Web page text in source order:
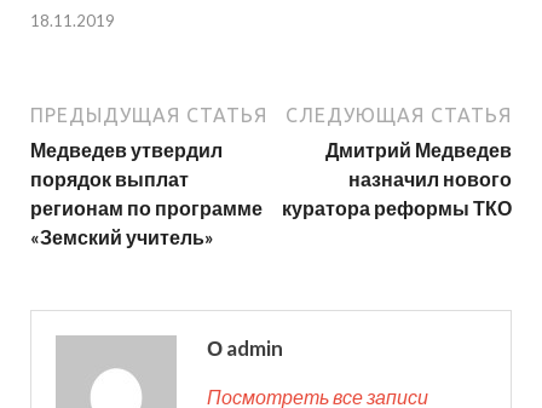
18.11.2019
ПРЕДЫДУЩАЯ СТАТЬЯ
Медведев утвердил
порядок выплат
регионам по программе
«Земский учитель»
СЛЕДУЮЩАЯ СТАТЬЯ
Дмитрий Медведев
назначил нового
куратора реформы ТКО
О admin
Посмотреть все записи